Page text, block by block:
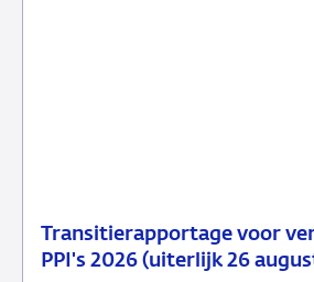
Transitierapportage voor
PPI's 2026 (uiterlijk 26
29
Nieuwsbericht